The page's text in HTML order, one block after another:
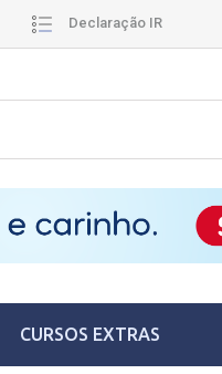
Declaração IR
CURSOS EXTRAS